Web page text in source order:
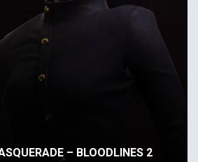
– BLOODLINES 2